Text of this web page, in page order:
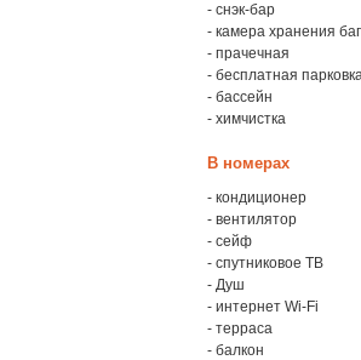
- снэк-бар
- камера хранения
- прачечная
- бесплатная
- бассейн
- химчистка
В номерах
- кондиционер
- вентилятор
- сейф
- спутниковое ТВ
- Душ
- интернет Wi-Fi
- терраса
- балкон